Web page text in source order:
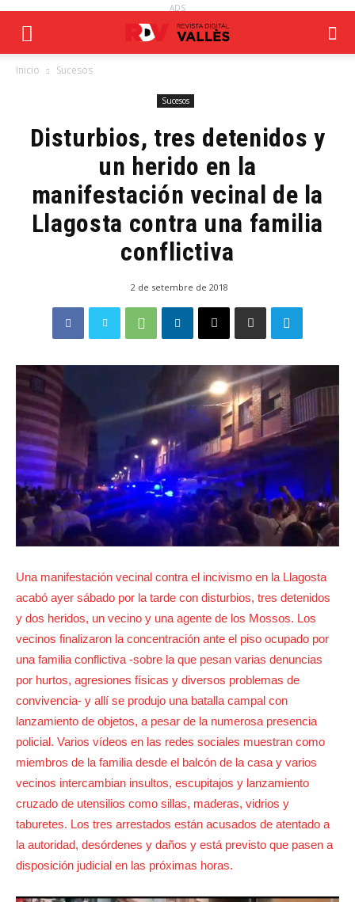
ADS
Inicio Sucesos
Sucesos
Disturbios, tres detenidos y
un herido en la
manifestación vecinal de la
Llagosta contra una familia
conflictiva
2 de setembre de 2018
Una manifestación vecinal contra el incivismo en la Llagosta
acabó ayer sábado por la tarde con disturbios, tres detenidos
y dos heridos, un vecino y una agente de los Mossos. Los
vecinos finalizaron la concentración ante el piso ocupado por
una familia conflictiva -sobre la que pesan varias denuncias
por hurtos, agresiones físicas y diversos problemas de
convivencia- y allí se produjo una batalla campal con
lanzamiento de objetos, a pesar de la numerosa presencia
policial. Varios vídeos en las redes sociales muestran como
miembros de la familia desde el balcón de la casa y varios
vecinos intercambian insultos, escupitajos y lanzamiento
cruzado de utensilios como sillas, maderas, vidrios y
taburetes. Los tres arrestados están acusados ​​de atentado a
la autoridad, desórdenes y daños y está previsto que pasen a
disposición judicial en las próximas horas.